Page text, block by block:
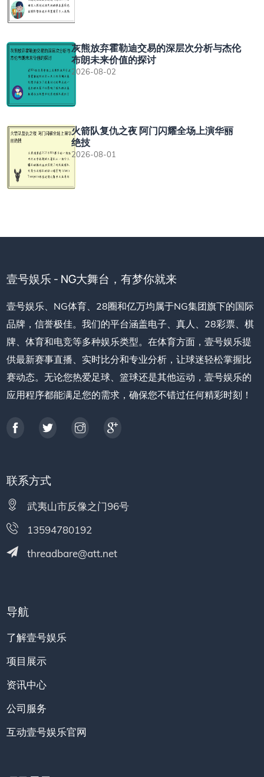
灰熊放弃霍勒迪交易的深层次分析与杰伦
布朗未来价值的探讨
2026-08-02
火箭队复仇之夜 阿门闪耀全场上演华丽
绝技
2026-08-01
壹号娱乐 - NG大舞台，有梦你就来
壹号娱乐、NG体育、28圈和亿万均属于NG集团旗下的国际
品牌，信誉极佳。我们的平台涵盖电子、真人、28彩票、棋
牌、体育和电竞等多种娱乐类型。在体育方面，壹号娱乐提
供最新赛事直播、实时比分和专业分析，让球迷轻松掌握比
赛动态。无论您热爱足球、篮球还是其他运动，壹号娱乐的
应用程序都能满足您的需求，确保您不错过任何精彩时刻！
联系方式
武夷山市反像之门96号
13594780192
threadbare@att.net
导航
了解壹号娱乐
项目展示
资讯中心
公司服务
互动壹号娱乐官网